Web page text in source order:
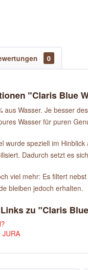
0
"Claris Blue
aus Wasser. Je besser
Wasser für puren
wurde speziell im
Dadurch setzt es
viel mehr: Es filtert
bleiben jedoch erhalten.
zu "Claris
JURA